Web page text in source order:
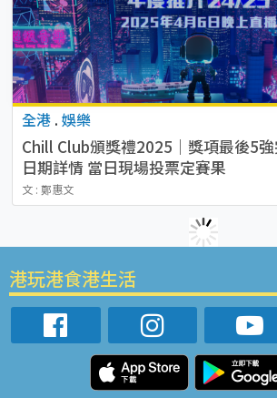
全港 . 娛樂
Chill Club頒獎禮2025｜獎項最後5
日期詳情 當日現場投票定賽果
文 : 鄭惠文
港玩港食港生活